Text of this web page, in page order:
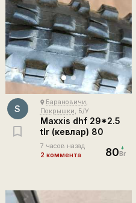
S
place Барановичи,
Покрышки, Б/У
Maxxis dhf 29*2.5
tlr (кевлар) 80
7 часов назад
2 коммента
80Br